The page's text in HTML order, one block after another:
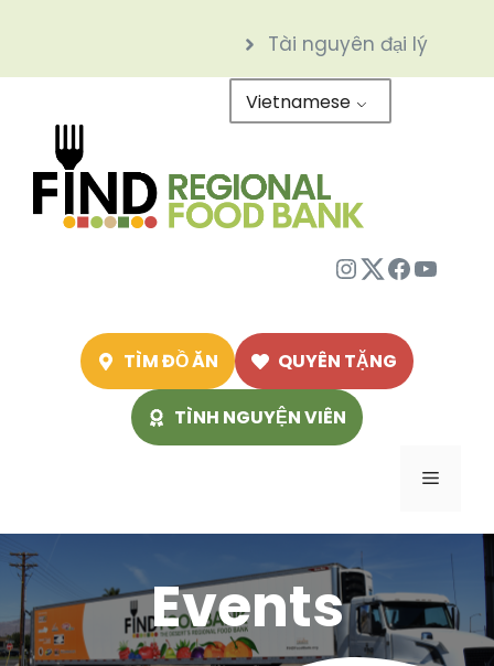
nội
Tài nguyên đại lý
Vietnamese
Instagram
Twitter
TÌM ĐỒ ĂN QUYÊN TẶNG
TÌNH NGUYỆN VIÊN
Menu
Events